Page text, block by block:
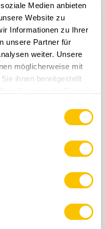
Medien anbieten
Website zu
Informationen zu Ihrer
unsere Partner für
weiter. Unsere
möglicherweise mit
ihnen bereitgestellt